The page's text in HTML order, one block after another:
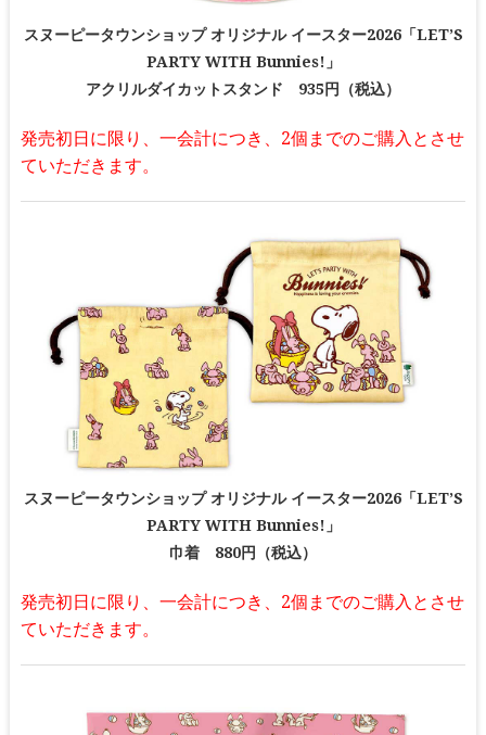
スヌーピータウンショップ オリジナル イースター2026「LET’S
PARTY WITH Bunnies!」
アクリルダイカットスタンド 935円（税込）
発売初日に限り、一会計につき、2個までのご購入とさせ
ていただきます。
スヌーピータウンショップ オリジナル イースター2026「LET’S
PARTY WITH Bunnies!」
巾着 880円（税込）
発売初日に限り、一会計につき、2個までのご購入とさせ
ていただきます。